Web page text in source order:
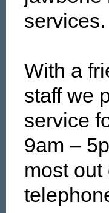
services.
With a
staff we
service
9am –
most